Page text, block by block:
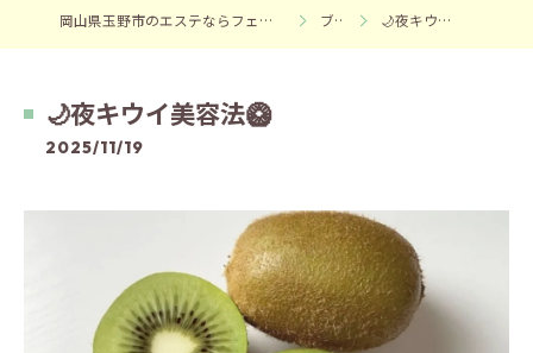
岡山県玉野市のエステならフェイシャルエステサロンMOKU ブログ 🌙夜キウイ美容法🥝
🌙夜キウイ美容法🥝
2025/11/19